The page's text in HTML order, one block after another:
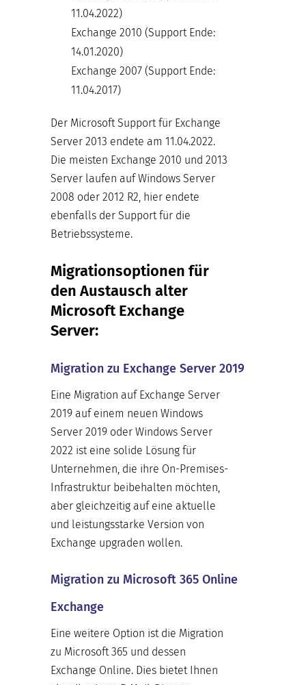
11.04.2022)
Exchange 2010 (Support Ende:
14.01.2020)
Exchange 2007 (Support Ende:
11.04.2017)
Der Microsoft Support für Exchange
Server 2013 endete am 11.04.2022.
Die meisten Exchange 2010 und 2013
Server laufen auf Windows Server
2008 oder 2012 R2, hier endete
ebenfalls der Support für die
Betriebssysteme.
Migrationsoptionen für
den Austausch alter
Microsoft Exchange
Server:
Migration zu Exchange Server 2019
Eine Migration auf Exchange Server
2019 auf einem neuen Windows
Server 2019 oder Windows Server
2022 ist eine solide Lösung für
Unternehmen, die ihre On-Premises-
Infrastruktur beibehalten möchten,
aber gleichzeitig auf eine aktuelle
und leistungsstarke Version von
Exchange upgraden wollen.
Migration zu Microsoft 365 Online
Exchange
Eine weitere Option ist die Migration
zu Microsoft 365 und dessen
Exchange Online. Dies bietet Ihnen